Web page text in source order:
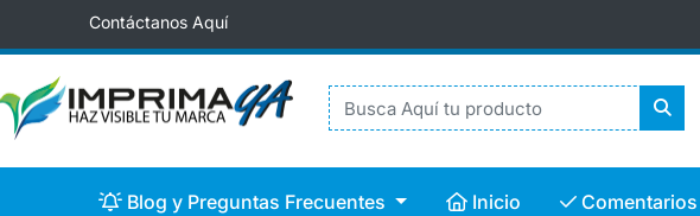
Contáctanos Aquí
Blog y Preguntas Frecuentes
Blog y Preguntas Frecuentes Inicio
Inicio Comentarios
Comentarios